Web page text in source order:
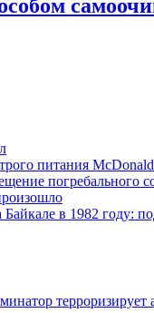
питания
погребального
в 1982 году:
терроризирует